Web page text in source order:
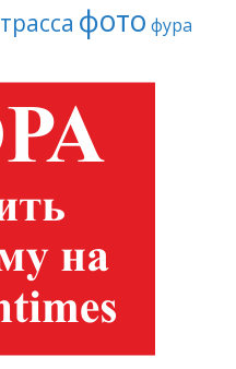
трасса фото фура